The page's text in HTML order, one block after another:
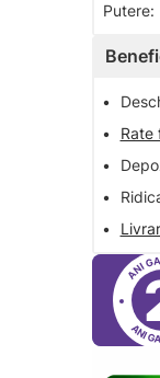
Putere:
•
•
Rate
•
•
•